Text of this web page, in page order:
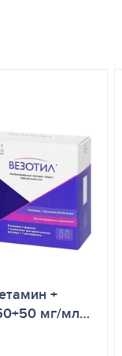
+
мг/мл…